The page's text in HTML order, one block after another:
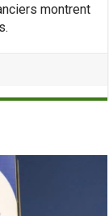
montrent